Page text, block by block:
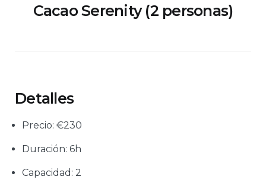
Cacao Serenity (2 personas)
Detalles
Precio: €230
Duración: 6h
Capacidad: 2